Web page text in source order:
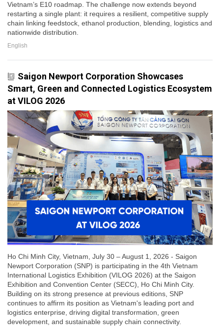
Vietnam’s E10 roadmap. The challenge now extends beyond
restarting a single plant: it requires a resilient, competitive supply
chain linking feedstock, ethanol production, blending, logistics and
nationwide distribution.
English
Saigon Newport Corporation Showcases
Smart, Green and Connected Logistics Ecosystem
at VILOG 2026
Ho Chi Minh City, Vietnam, July 30 – August 1, 2026 - Saigon
Newport Corporation (SNP) is participating in the 4th Vietnam
International Logistics Exhibition (VILOG 2026) at the Saigon
Exhibition and Convention Center (SECC), Ho Chi Minh City.
Building on its strong presence at previous editions, SNP
continues to affirm its position as Vietnam's leading port and
logistics enterprise, driving digital transformation, green
development, and sustainable supply chain connectivity.